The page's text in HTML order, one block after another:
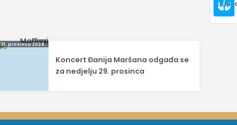
21. prosinca 2024.
Koncert Đanija Maršana odgađa se
za nedjelju 29. prosinca